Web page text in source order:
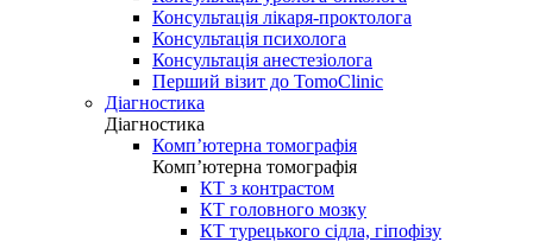
Консультація лікаря-проктолога
Консультація психолога
Консультація анестезіолога
Перший візит до TomoClinic
Діагностика
Діагностика
Комп’ютерна томографія
Комп’ютерна томографія
КТ з контрастом
КТ головного мозку
КТ турецького сідла, гіпофізу